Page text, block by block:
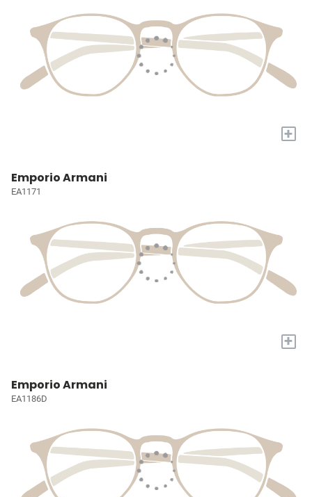
+
Emporio Armani
EA1171
+
Emporio Armani
EA1186D